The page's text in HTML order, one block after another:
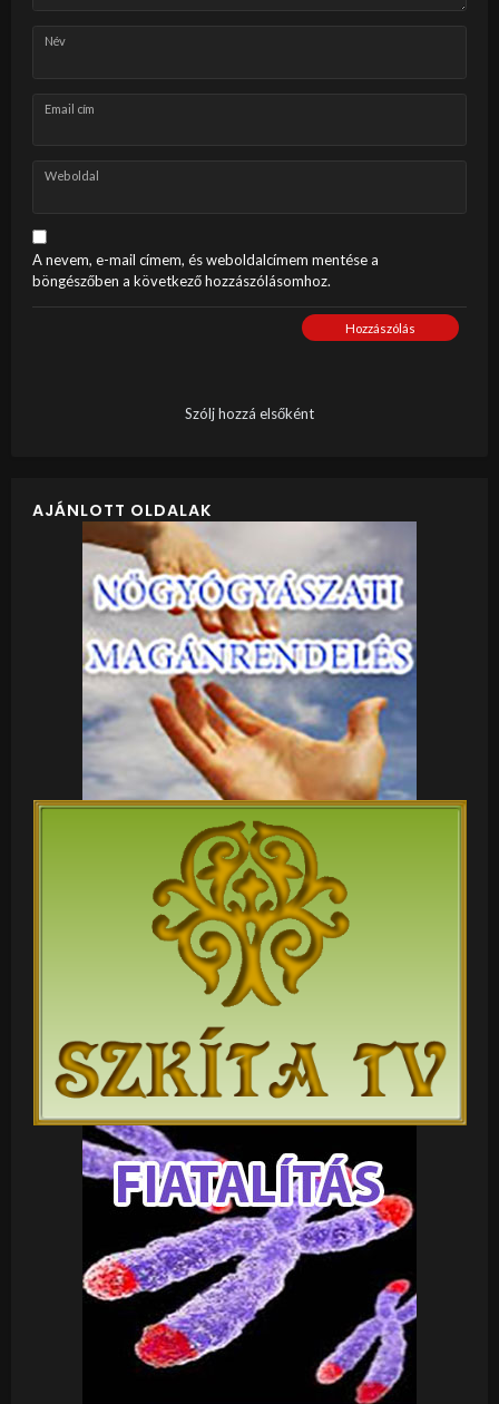
Név
Email cím
Weboldal
A nevem, e-mail címem, és weboldalcímem mentése a
böngészőben a következő hozzászólásomhoz.
Hozzászólás
Szólj hozzá elsőként
AJÁNLOTT OLDALAK